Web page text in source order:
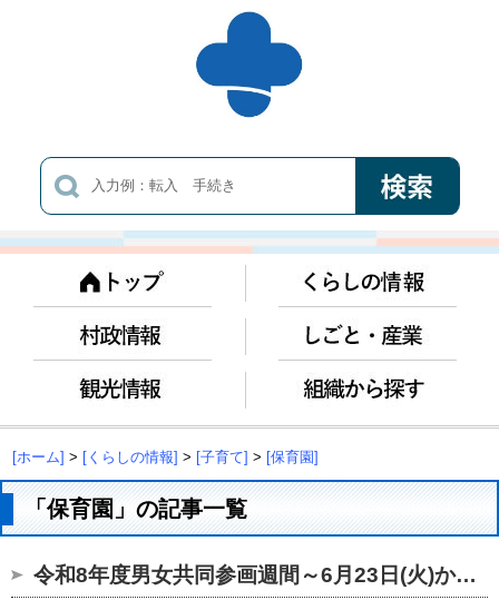
[ホーム] > [くらしの情報] > [子育て] > [保育園]
「保育園」の記事一覧
令和8年度男女共同参画週間～6月23日(火)から6月29日(月)～...